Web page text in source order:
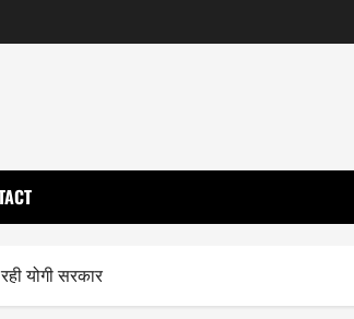
योगी सरकार